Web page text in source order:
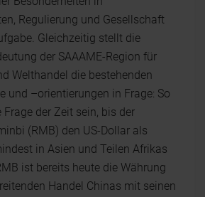
Regulierung und Gesellschaft
Gleichzeitig stellt die
der SAAAME-Region für
Welthandel die bestehenden
und –orientierungen in Frage: So
Frage der Zeit sein, bis der
(RMB) den US-Dollar als
in Asien und Teilen Afrikas
ist bereits heute die Währung
Handel Chinas mit seinen